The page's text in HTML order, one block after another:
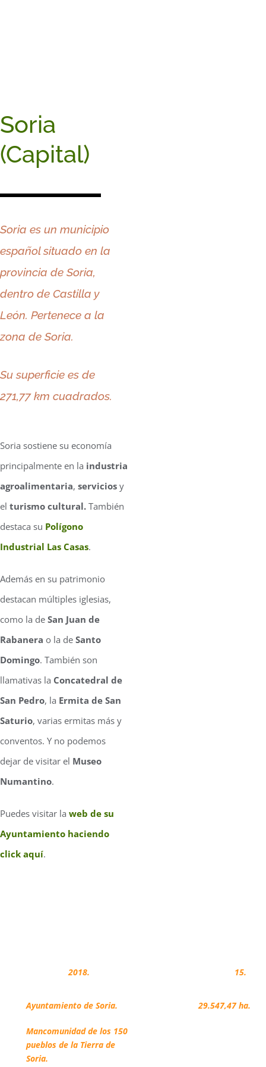
Soria
(Capital)
Soria es un municipio
español situado en la
provincia de Soria,
dentro de Castilla y
León. Pertenece a la
zona de Soria.
Su superficie es de
271,77 km cuadrados.
Soria sostiene su economía
principalmente en la industria
agroalimentaria, servicios y
el turismo cultural. También
destaca su Polígono
Industrial Las Casas.
Además en su patrimonio
destacan múltiples iglesias,
como la de San Juan de
Rabanera o la de Santo
Domingo. También son
llamativas la Concatedral de
San Pedro, la Ermita de San
Saturio, varias ermitas más y
conventos. Y no podemos
dejar de visitar el Museo
Numantino.
Puedes visitar la web de su
Ayuntamiento haciendo
click aquí.
2018.
Ayuntamiento de Soria.
Mancomunidad de los 150
pueblos de la Tierra de
Soria.
15.
29.547,47 ha.